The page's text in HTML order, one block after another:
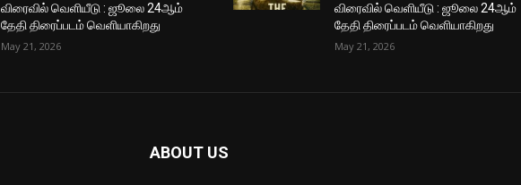
விரைவில் வெளியீடு : ஜூலை 24ஆம்
தேதி திரைப்படம் வெளியாகிறது
May 21, 2026
விரைவில் வெளியீடு : ஜூலை 24ஆம்
தேதி திரைப்படம் வெளியாகிறது
May 21, 2026
ABOUT US